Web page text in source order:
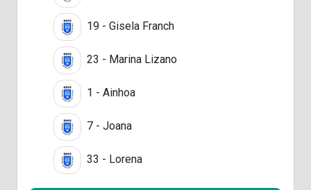
19 - Gisela Franch
23 - Marina Lizano
1 - Ainhoa
7 - Joana
33 - Lorena